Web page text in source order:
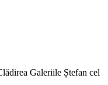
Galeriile Ștefan cel